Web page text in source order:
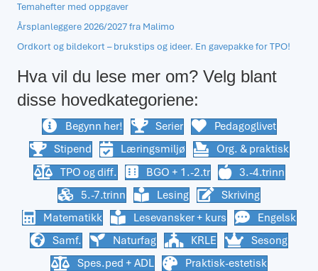
Temahefter med oppgaver
Årsplanleggere 2026/2027 fra Malimo
Ordkort og bildekort – brukstips og ideer. En gavepakke for TPO!
Hva vil du lese mer om? Velg blant
disse hovedkategoriene:
Begynn her! Serier
Pedagoglivet
Stipend
Læringsmiljø
Org. & praktisk
TPO og diff.
BGO + 1.-2.tr
3.-4.trinn
5.-7.trinn
Lesing
Skriving
Matematikk
Lesevansker + kurs
Engelsk
Samf.
Naturfag KRLE
Sesong
Spes.ped + ADL
Praktisk-estetisk